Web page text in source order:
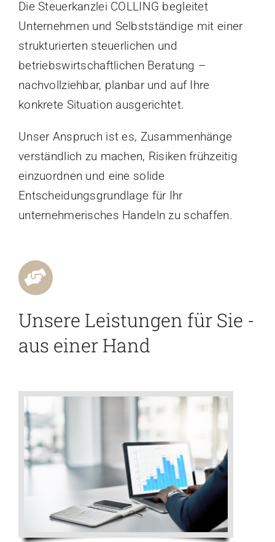
Die Steuerkanzlei COLLING begleitet
Unternehmen und Selbstständige mit einer
strukturierten steuerlichen und
betriebswirtschaftlichen Beratung –
nachvollziehbar, planbar und auf Ihre
konkrete Situation ausgerichtet.
Unser Anspruch ist es, Zusammenhänge
verständlich zu machen, Risiken frühzeitig
einzuordnen und eine solide
Entscheidungsgrundlage für Ihr
unternehmerisches Handeln zu schaffen.
Unsere Leistungen für Sie -
aus einer Hand